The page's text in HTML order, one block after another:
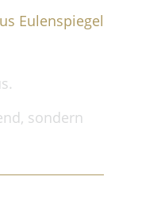
sondern